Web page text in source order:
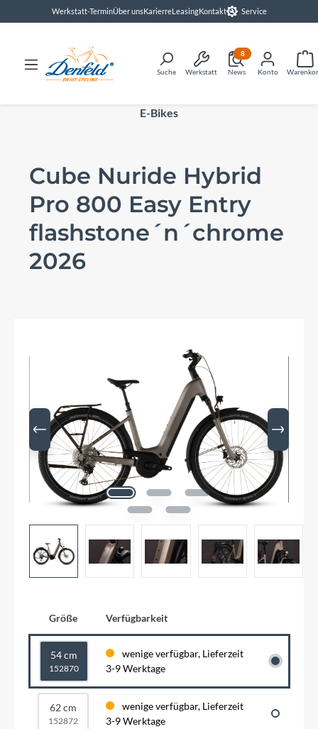
springenWerkstatt-TerminÜber unsKarierreLeasingKontakt Service
Suche Werkstatt News
8
Konto
E-Bikes
Cube Nuride Hybrid
Pro 800 Easy Entry
flashstone´n´chrome
2026
Größe Verfügbarkeit
54 cm
152870
wenige verfügbar, Lieferzeit
3-9 Werktage
62 cm
152872
wenige verfügbar, Lieferzeit
3-9 Werktage